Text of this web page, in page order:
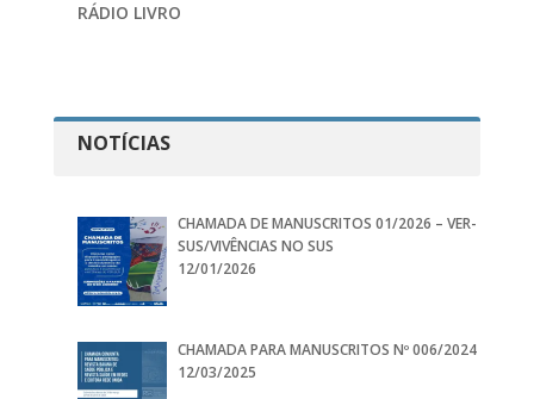
RÁDIO LIVRO
NOTÍCIAS
CHAMADA DE MANUSCRITOS 01/2026 – VER-
SUS/VIVÊNCIAS NO SUS
12/01/2026
CHAMADA PARA MANUSCRITOS Nº 006/2024
12/03/2025